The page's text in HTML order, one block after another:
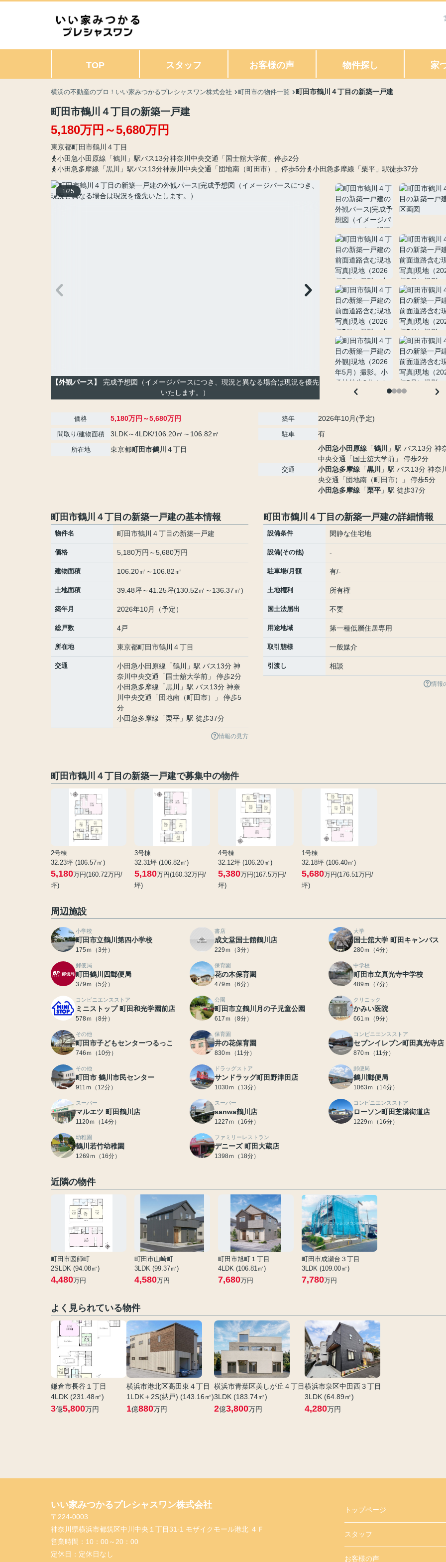
TOP スタッフ お客様の声 物件探し 家
横浜の不動産のプロ！いい家みつかるプレシャスワン株式会社 町田市の物件一覧 町田市鶴川４丁目の新築一戸建
町田市鶴川４丁目の新築一戸建
5,180万円～5,680万円
東京都町田市鶴川 ４丁目
小田急小田原線「鶴川」駅バス13分神奈川中央交通「国士舘大学前」停歩2分
小田急多摩線「黒川」駅バス13分神奈川中央交通「団地南（町田市）」停歩5分
小田急多摩線「栗平」駅徒歩37分
1/25
【外観パース】
完成予想図（イメージパースにつき、現況と異なる場合は現況を優先
いたします。）
価格 5,180万円～5,680万円
間取り/建物面積 3LDK～4LDK/106.20㎡～106.82㎡
所在地 東京都町田市鶴川 ４丁目
築年 2026年10月(予定)
駐車 有
交通
小田急小田原線 「鶴川
」駅 バス13分 神
中央交通「国士舘大学前」 停歩2分
小田急多摩線 「黒川
」駅 バス13分 神奈
央交通「団地南（町田市）」 停歩5分
小田急多摩線 「栗平 」駅 徒歩37分
町田市鶴川４丁目の新築一戸建の基本情報
物件名 町田市鶴川４丁目の新築一戸建
価格 5,180万円～5,680万円
建物面積 106.20㎡～106.82㎡
土地面積 39.48坪～41.25坪(130.52㎡～136.37㎡)
築年月 2026年10月（予定）
総戸数 4戸
所在地 東京都町田市鶴川 ４丁目
交通 小田急小田原線 「鶴川
」駅 バス13分 神
奈川中央交通「国士舘大学前」 停歩2分
小田急多摩線 「黒川
」駅 バス13分 神奈
川中央交通「団地南（町田市）」 停歩5
分
小田急多摩線 「栗平 」駅 徒歩37分
情報の見方
町田市鶴川４丁目の新築一戸建の詳細情報
設備条件 閑静な住宅地
設備(その他) -
駐車場/月額 有/-
土地権利 所有権
国土法届出 不要
用途地域 第一種低層住居専用
取引態様 一般媒介
引渡し 相談
情報
町田市鶴川４丁目の新築一戸建で募集中の物件
2号棟
32.23坪 (106.57㎡)
5,180万円(160.72万円/
坪)
3号棟
32.31坪 (106.82㎡)
5,180万円(160.32万円/
坪)
4号棟
32.12坪 (106.20㎡)
5,380万円(167.5万円/
坪)
1号棟
32.18坪 (106.40㎡)
5,680万円(176.51万円/
坪)
周辺施設
小学校
町田市立鶴川第四小学校
175ｍ（3分）
書店
成文堂国士館鶴川店
229ｍ（3分）
大学
国士舘大学 町田キャンパス
280ｍ（4分）
郵便局
町田鶴川四郵便局
379ｍ（5分）
保育園
花の木保育園
479ｍ（6分）
中学校
町田市立真光寺中学校
489ｍ（7分）
コンビニエンスストア
ミニストップ 町田和光学園前店
578ｍ（8分）
公園
町田市立鶴川月の子児童公園
617ｍ（8分）
クリニック
かみい医院
661ｍ（9分）
その他
町田市子どもセンターつるっこ
746ｍ（10分）
保育園
井の花保育園
830ｍ（11分）
コンビニエンスストア
セブンイレブン町田真光寺店
870ｍ（11分）
その他
町田市 鶴川市民センター
911ｍ（12分）
ドラッグストア
サンドラッグ町田野津田店
1030ｍ（13分）
郵便局
鶴川郵便局
1063ｍ（14分）
スーパー
マルエツ 町田鶴川店
1120ｍ（14分）
スーパー
sanwa鶴川店
1227ｍ（16分）
コンビニエンスストア
ローソン町田芝溝街道店
1229ｍ（16分）
幼稚園
鶴川若竹幼稚園
1269ｍ（16分）
ファミリーレストラン
デニーズ 町田大蔵店
1398ｍ（18分）
近隣の物件
町田市図師町
2SLDK (94.08㎡)
4,480万円
町田市山崎町
3LDK (99.37㎡)
4,580万円
町田市旭町１丁目
4LDK (106.81㎡)
7,680万円
町田市成瀬台３丁目
3LDK (109.00㎡)
7,780万円
よく見られている物件
鎌倉市長谷１丁目
4LDK (231.48㎡)
3億5,800万円
横浜市港北区高田東４丁目
1LDK＋2S(納戸) (143.16㎡)
1億880万円
横浜市青葉区美しが丘４丁目
3LDK (183.74㎡)
2億3,800万円
横浜市泉区中田西３丁目
3LDK (64.89㎡)
4,280万円
いい家みつかるプレシャスワン株式会社
〒224-0003
神奈川県横浜市都筑区中川中央１丁目31-1 モザイクモール港北 ４Ｆ
営業時間： 10：00～20：00
定休日： 定休日なし
トップページ
スタッフ
お客様の声